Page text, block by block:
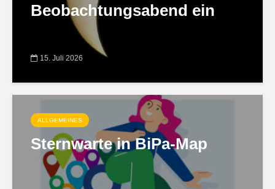
Beobachtungsabend ein
15. Juli 2026
ALLGEMEINES
Sternwarte in BiPa-Map